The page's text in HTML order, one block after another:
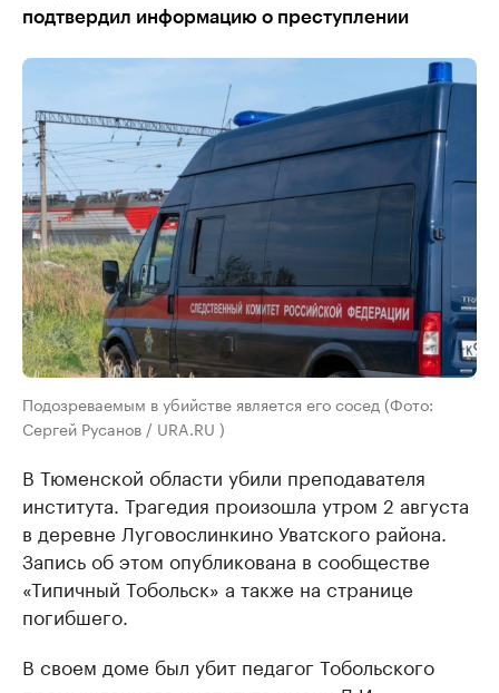
подтвердил информацию о преступлении
Подозреваемым в убийстве является его сосед (Фото:
Сергей Русанов / URA.RU )
В Тюменской области убили преподавателя
института. Трагедия произошла утром 2 августа
в деревне Луговослинкино Уватского района.
Запись об этом опубликована в сообществе
«Типичный Тобольск» а также на странице
погибшего.
В своем доме был убит педагог Тобольского